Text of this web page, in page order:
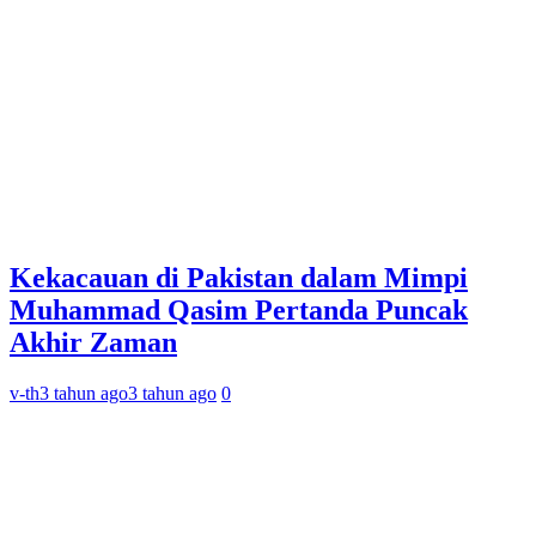
Kekacauan di Pakistan dalam Mimpi
Muhammad Qasim Pertanda Puncak
Akhir Zaman
v-th3 tahun ago3 tahun ago 0